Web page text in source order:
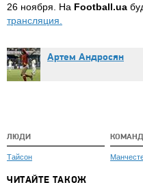
26 ноября. На Football.ua
трансляция.
Артем Андросян
ЛЮДИ
Тайсон
ЧИТАЙТЕ ТАКОЖ